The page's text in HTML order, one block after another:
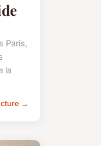
Paris,
la
→